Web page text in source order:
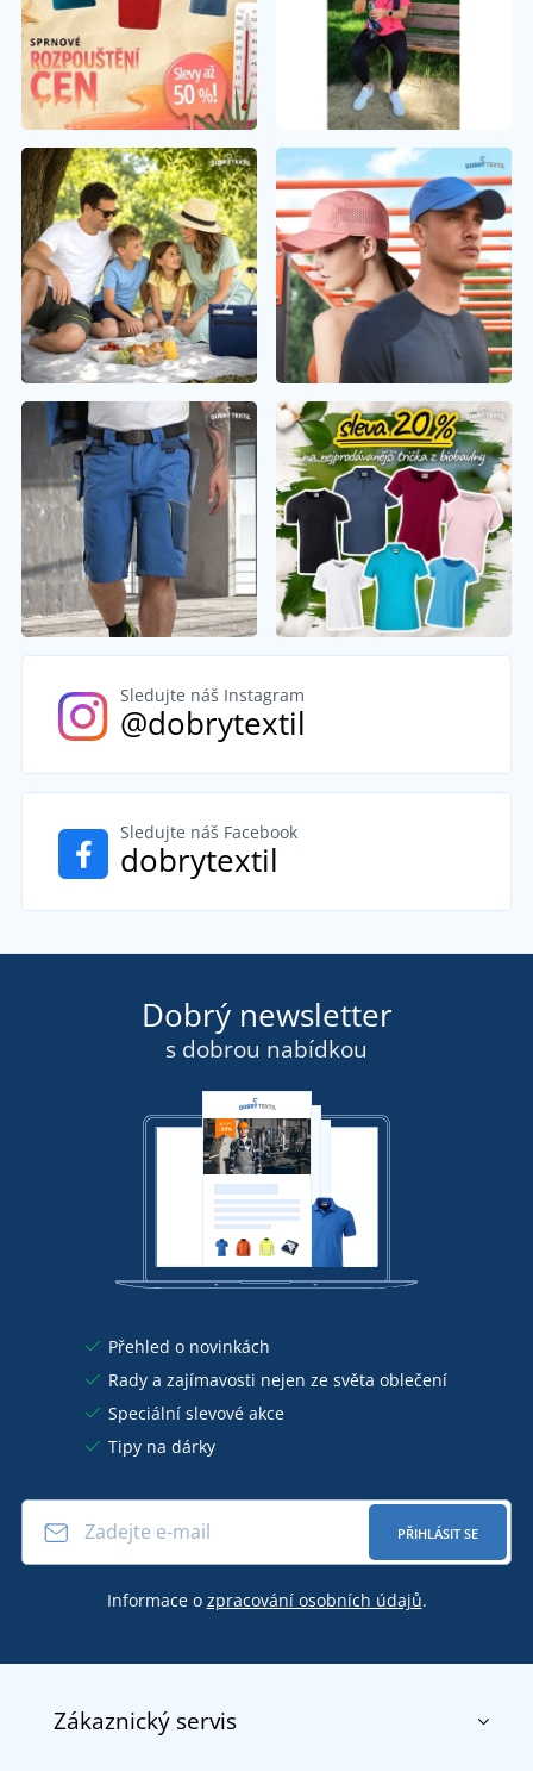
Sledujte náš Instagram
@dobrytextil
Sledujte náš Facebook
dobrytextil
Dobrý newsletter
s dobrou nabídkou
Přehled o novinkách
Rady a zajímavosti nejen ze světa oblečení
Speciální slevové akce
Tipy na dárky
PŘIHLÁSIT SE
Informace o zpracování osobních údajů.
Zákaznický servis